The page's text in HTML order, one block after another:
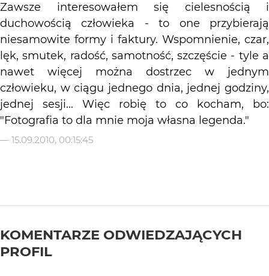
Zawsze interesowałem się cielesnością i
duchowością człowieka - to one przybierają
niesamowite formy i faktury. Wspomnienie, czar,
lęk, smutek, radość, samotność, szczęście - tyle a
nawet więcej można dostrzec w jednym
człowieku, w ciągu jednego dnia, jednej godziny,
jednej sesji... Więc robię to co kocham, bo:
"Fotografia to dla mnie moja własna legenda."
— 15.09.2010, 00:15:45
KOMENTARZE ODWIEDZAJĄCYCH
PROFIL